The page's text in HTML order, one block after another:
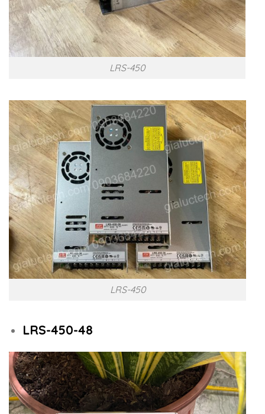
LRS-450
LRS-450
LRS-450-48